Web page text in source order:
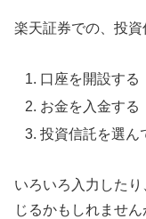
楽天証券での、投資
口座を開設する
お金を入金する
投資信託を選ん
いろいろ入力した
じるかもしれませ